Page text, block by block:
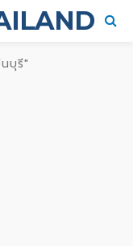
บุรี"